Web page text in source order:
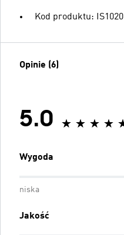
Kod produktu: IS1020
Opinie (6)
5.0
Wygoda
niska
Jakość